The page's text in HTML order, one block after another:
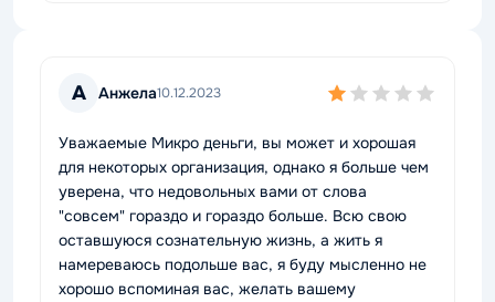
А Анжела10.12.2023
Уважаемые Микро деньги, вы может и хорошая
для некоторых организация, однако я больше чем
уверена, что недовольных вами от слова
"совсем" гораздо и гораздо больше. Всю свою
оставшуюся сознательную жизнь, а жить я
намереваюсь подольше вас, я буду мысленно не
хорошо вспоминая вас, желать вашему